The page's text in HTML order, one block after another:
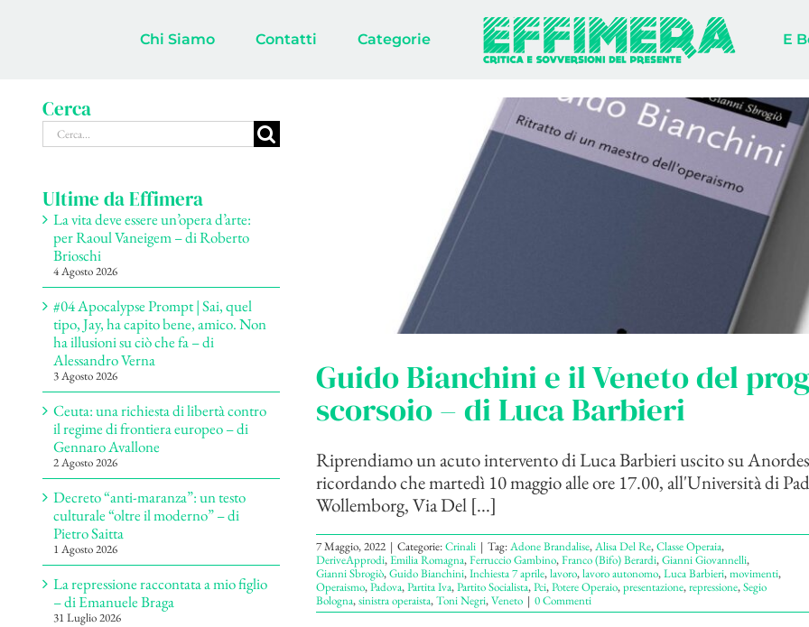
Chi Siamo Contatti Categorie E
Guido Bianchini e il Veneto del
scorsoio – di Luca Barbieri
Riprendiamo un acuto intervento di Luca Barbieri uscito su
ricordando che martedì 10 maggio alle ore 17.00, all'Università di
Wollemborg, Via Del [...]
7 Maggio, 2022 | Categorie:Crinali | Tag:Adone Brandalise,Alisa Del Re,Classe Operaia,
DeriveApprodi,Emilia Romagna,Ferruccio Gambino,Franco (Bifo) Berardi,Gianni Giovannelli,
Gianni Sbrogiò,Guido Bianchini,Inchiesta 7 aprile,lavoro,lavoro autonomo,Luca Barbieri,movimenti,
Operaismo,Padova,Partita Iva,Partito Socialista,Pci,Potere Operaio,presentazione,repressione,Segio
Bologna,sinistra operaista,Toni Negri,Veneto | 0 Commenti
Cerca
Cerca
per:
Ultime da Effimera
La vita deve essere un’opera d’arte:
per Raoul Vaneigem – di Roberto
Brioschi
4 Agosto 2026
#04 Apocalypse Prompt | Sai, quel
tipo, Jay, ha capito bene, amico. Non
ha illusioni su ciò che fa – di
Alessandro Verna
3 Agosto 2026
Ceuta: una richiesta di libertà contro
il regime di frontiera europeo – di
Gennaro Avallone
2 Agosto 2026
Decreto “anti-maranza”: un testo
culturale “oltre il moderno” – di
Pietro Saitta
1 Agosto 2026
La repressione raccontata a mio figlio
– di Emanuele Braga
31 Luglio 2026